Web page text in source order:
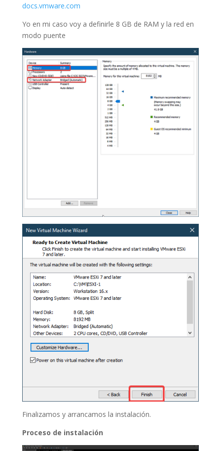
docs.vmware.com
Yo en mi caso voy a definirle 8 GB de RAM y la red en
modo puente
Finalizamos y arrancamos la instalación.
Proceso de instalación